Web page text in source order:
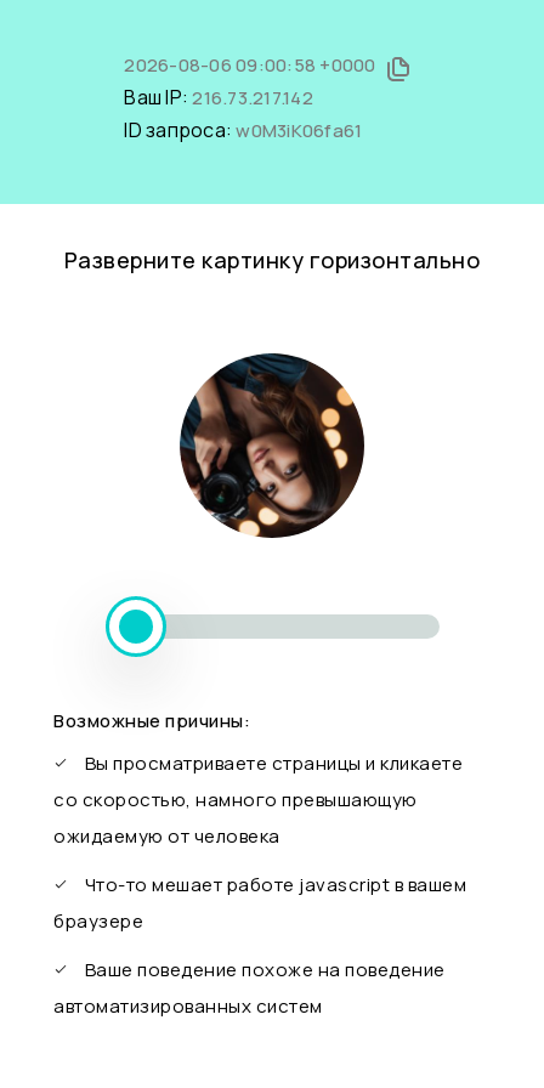
2026-08-06 09:00:58 +0000
Ваш IP:216.73.217.142
ID запроса:w0M3iK06fa61
Разверните картинку горизонтально
Возможные причины:
Вы просматриваете страницы и кликаете
со скоростью, намного превышающую
ожидаемую от человека
Что-то мешает работе javascript в вашем
браузере
Ваше поведение похоже на поведение
автоматизированных систем